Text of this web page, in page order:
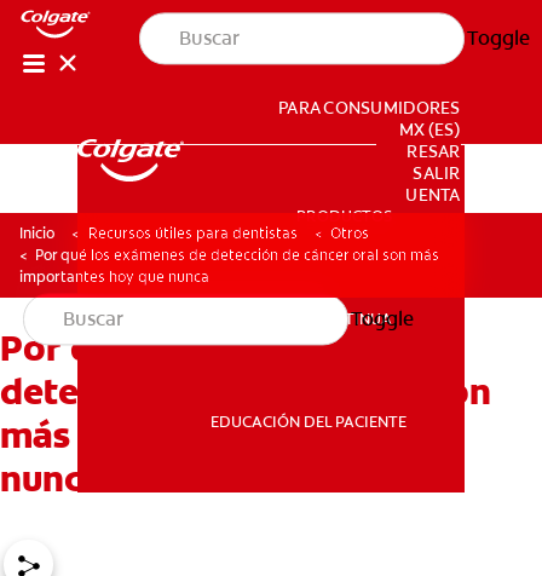
Toggle
PRODUCTOS
EDUCACIÓN CONTINUA
EDUCACIÓN DEL PACIENTE
PARA CONSUMIDORES
MX (ES)
INGRESAR
SALIR
CONFIGURACIÓN DE LA CUENTA
PRODUCTOS
EDUCACIÓN CONTINUA
EDUCACIÓN DEL PACIENTE
Toggle
Inicio Recursos útiles para dentistas
Otros
Por qué los exámenes de detección de cáncer oral son más
importantes hoy que nunca
Por qué los exámenes de
detección de cáncer oral son
más importantes hoy que
nunca